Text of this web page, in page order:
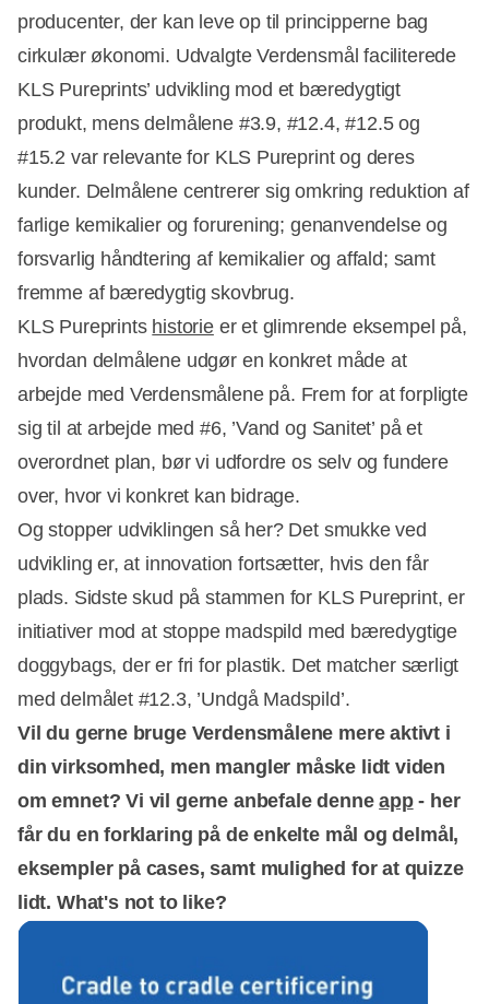
producenter, der kan leve op til principperne bag
cirkulær økonomi. Udvalgte Verdensmål faciliterede
KLS Pureprints’ udvikling mod et bæredygtigt
produkt, mens delmålene #3.9, #12.4, #12.5 og
#15.2 var relevante for KLS Pureprint og deres
kunder. Delmålene centrerer sig omkring reduktion af
farlige kemikalier og forurening; genanvendelse og
forsvarlig håndtering af kemikalier og affald; samt
fremme af bæredygtig skovbrug.
KLS Pureprints historieer et glimrende eksempel på,
hvordan delmålene udgør en konkret måde at
arbejde med Verdensmålene på. Frem for at forpligte
sig til at arbejde med #6, ’Vand og Sanitet’ på et
overordnet plan, bør vi udfordre os selv og fundere
over, hvor vi konkret kan bidrage.
Og stopper udviklingen så her? Det smukke ved
udvikling er, at innovation fortsætter, hvis den får
plads. Sidste skud på stammen for KLS Pureprint, er
initiativer mod at stoppe madspild med bæredygtige
doggybags, der er fri for plastik. Det matcher særligt
med delmålet #12.3, ’Undgå Madspild’.
Vil du gerne bruge Verdensmålene mere aktivt i
din virksomhed, men mangler måske lidt viden
om emnet? Vi vil gerne anbefale denneapp- her
får du en forklaring på de enkelte mål og delmål,
eksempler på cases, samt mulighed for at quizze
lidt. What's not to like?